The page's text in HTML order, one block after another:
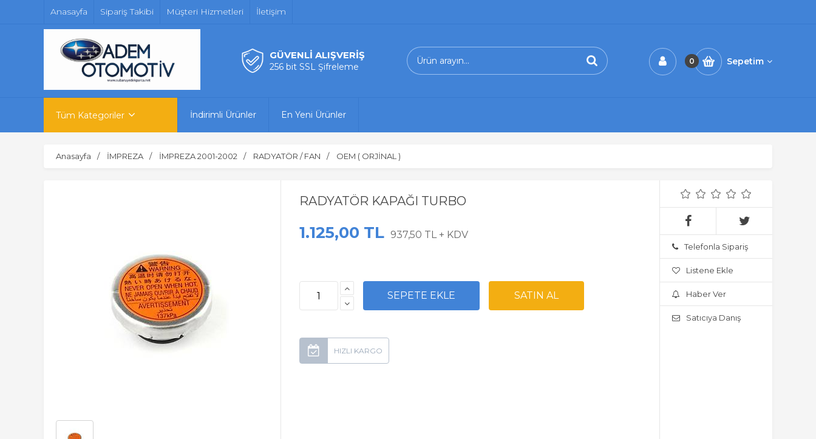
Anasayfa Sipariş Takibi Müşteri Hizmetleri İletişim
GÜVENLİ ALIŞVERİŞ
256 bit SSL Şifreleme
0 Sepetim
Tüm Kategoriler İndirimli Ürünler En Yeni Ürünler
Anasayfa İMPREZA İMPREZA 2001-2002 RADYATÖR / FAN OEM ( ORJİNAL )
RADYATÖR KAPAĞI TURBO
1.125,00 TL 937,50 TL + KDV
Telefonla Sipariş
Listene Ekle
Haber Ver
Satıcıya Danış